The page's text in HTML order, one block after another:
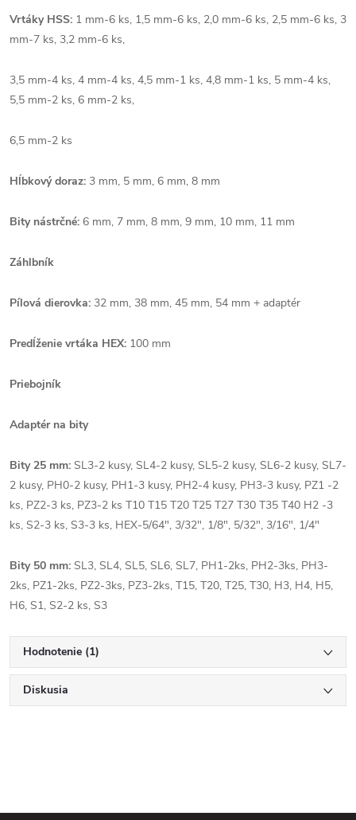
Vrtáky HSS: 1 mm-6 ks, 1,5 mm-6 ks, 2,0 mm-6 ks, 2,5 mm-6 ks, 3
mm-7 ks, 3,2 mm-6 ks,
3,5 mm-4 ks, 4 mm-4 ks, 4,5 mm-1 ks, 4,8 mm-1 ks, 5 mm-4 ks,
5,5 mm-2 ks, 6 mm-2 ks,
6,5 mm-2 ks
Hĺbkový doraz: 3 mm, 5 mm, 6 mm, 8 mm
Bity nástrčné: 6 mm, 7 mm, 8 mm, 9 mm, 10 mm, 11 mm
Záhlbník
Pílová dierovka: 32 mm, 38 mm, 45 mm, 54 mm + adaptér
Predĺženie vrtáka HEX: 100 mm
Priebojník
Adaptér na bity
Bity 25 mm: SL3-2 kusy, SL4-2 kusy, SL5-2 kusy, SL6-2 kusy, SL7-
2 kusy, PH0-2 kusy, PH1-3 kusy, PH2-4 kusy, PH3-3 kusy, PZ1 -2
ks, PZ2-3 ks, PZ3-2 ks T10 T15 T20 T25 T27 T30 T35 T40 H2 -3
ks, S2-3 ks, S3-3 ks, HEX-5/64", 3/32", 1/8", 5/32", 3/16", 1/4"
Bity 50 mm: SL3, SL4, SL5, SL6, SL7, PH1-2ks, PH2-3ks, PH3-
2ks, PZ1-2ks, PZ2-3ks, PZ3-2ks, T15, T20, T25, T30, H3, H4, H5,
H6, S1, S2-2 ks, S3
Hodnotenie (1)
Diskusia